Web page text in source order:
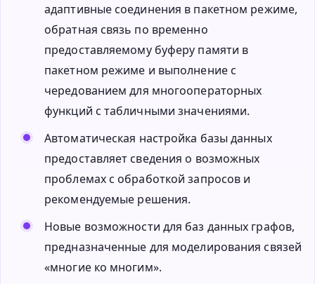
адаптивные соединения в пакетном режиме,
обратная связь по временно
предоставляемому буферу памяти в
пакетном режиме и выполнение с
чередованием для многооператорных
функций с табличными значениями.
Автоматическая настройка базы данных
предоставляет сведения о возможных
проблемах с обработкой запросов и
рекомендуемые решения.
Новые возможности для баз данных графов,
предназначенные для моделирования связей
«многие ко многим».